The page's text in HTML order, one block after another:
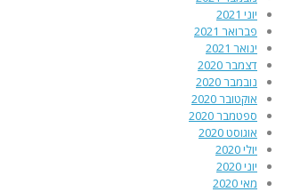
יוני 2021
פברואר 2021
ינואר 2021
דצמבר 2020
נובמבר 2020
אוקטובר 2020
ספטמבר 2020
אוגוסט 2020
יולי 2020
יוני 2020
מאי 2020